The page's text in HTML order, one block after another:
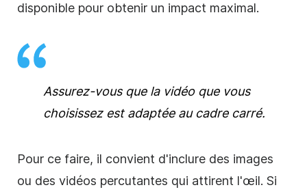
disponible pour obtenir un impact maximal.
Assurez-vousque la vidéoque vous
choisissez est adaptée au cadre carré.
Pour ce faire, il convient d'inclure des images
ou des vidéos percutantes qui attirent l'œil. Si